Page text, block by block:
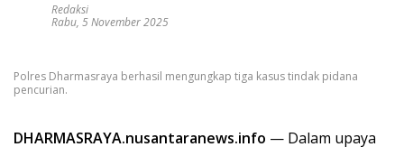
Redaksi
Rabu, 5 November 2025
Polres Dharmasraya berhasil mengungkap tiga kasus tindak pidana
pencurian.
DHARMASRAYA.nusantaranews.info — Dalam upaya